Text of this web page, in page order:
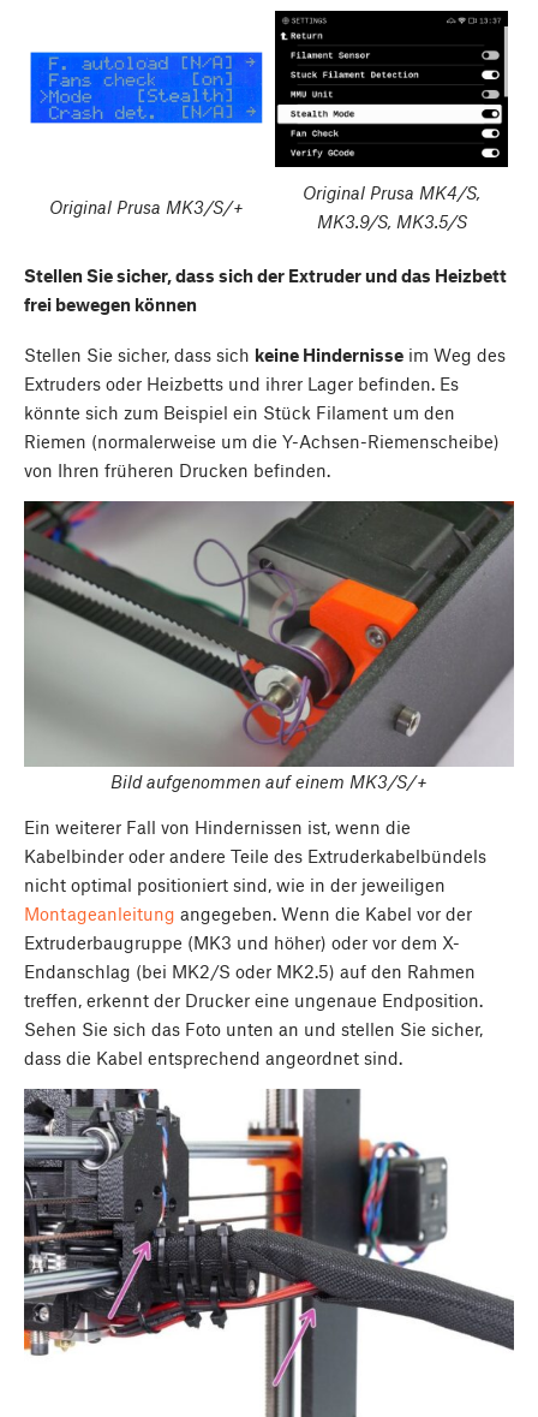
Original Prusa MK3/S/+
Original Prusa MK4/S,
MK3.9/S, MK3.5/S
Stellen Sie sicher, dass sich der Extruder und das Heizbett
frei bewegen können
Stellen Sie sicher, dass sich keine Hindernisse im Weg des
Extruders oder Heizbetts und ihrer Lager befinden. Es
könnte sich zum Beispiel ein Stück Filament um den
Riemen (normalerweise um die Y-Achsen-Riemenscheibe)
von Ihren früheren Drucken befinden.
Bild aufgenommen auf einem MK3/S/+
Ein weiterer Fall von Hindernissen ist, wenn die
Kabelbinder oder andere Teile des Extruderkabelbündels
nicht optimal positioniert sind, wie in der jeweiligen
Montageanleitung angegeben. Wenn die Kabel vor der
Extruderbaugruppe (MK3 und höher) oder vor dem X-
Endanschlag (bei MK2/S oder MK2.5) auf den Rahmen
treffen, erkennt der Drucker eine ungenaue Endposition.
Sehen Sie sich das Foto unten an und stellen Sie sicher,
dass die Kabel entsprechend angeordnet sind.